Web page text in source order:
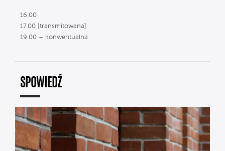
16.00
17.00 [transmitowana]
19.00 – konwentualna
SPOWIEDŹ